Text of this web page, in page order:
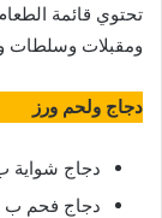
تحتوي قائمة
ومقبلات وسلطات
دجاج ولحم ورز
دجاج شواية ب ٢٢
دجاج فحم ب ٢٤ ريال